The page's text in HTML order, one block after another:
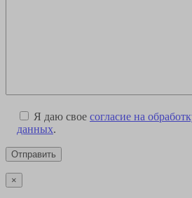
Я даю свое согласие на
данных.
×